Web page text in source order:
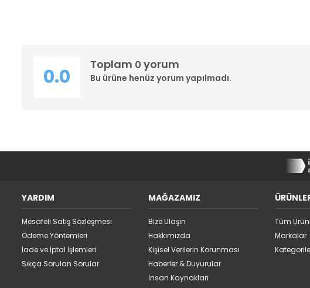
Toplam 0 yorum
Bu ürüne henüz yorum yapılmadı.
0.0
YARDIM
Mesafeli Satış Sözleşmesi
Ödeme Yöntemleri
İade ve İptal İşlemleri
Sıkça Sorulan Sorular
MAĞAZAMIZ
Bize Ulaşın
Hakkımızda
Kişisel Verilerin Korunması
Haberler & Duyurular
İnsan Kaynakları
Tüm
Markalar